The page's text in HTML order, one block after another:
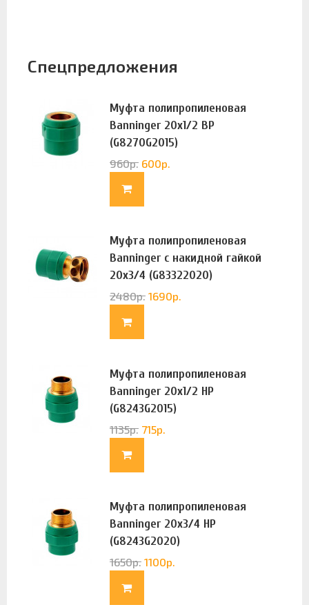
Спецпредложения
Муфта полипропиленовая
Banninger 20х1/2 ВР
(G8270G2015)
960р. 600р.
Муфта полипропиленовая
Banninger с накидной гайкой
20х3/4 (G83322020)
2480р. 1690р.
Муфта полипропиленовая
Banninger 20х1/2 НР
(G8243G2015)
1135р. 715р.
Муфта полипропиленовая
Banninger 20х3/4 НР
(G8243G2020)
1650р. 1100р.